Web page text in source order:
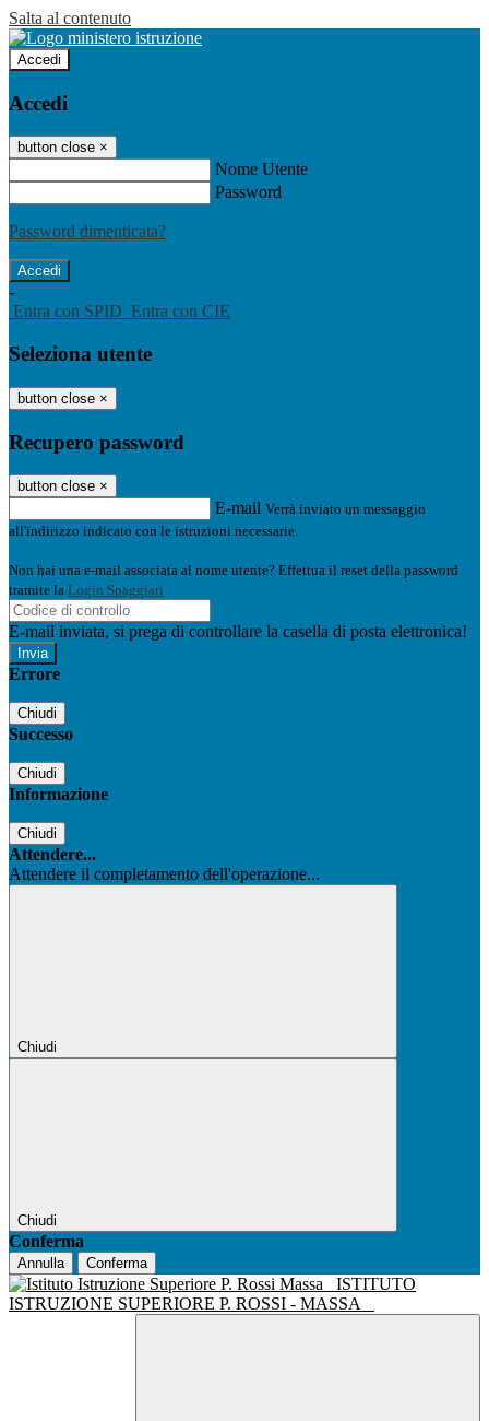
Salta al contenuto
Accedi
Accedi
button close ×
Nome Utente
Password
Password dimenticata?
-
Entra con SPID Entra con CIE
Seleziona utente
button close ×
Recupero password
button close ×
E-mail Verrà inviato un messaggio
all'indirizzo indicato con le istruzioni necessarie.
Non hai una e-mail associata al nome utente? Effettua il reset della password
tramite la Login Spaggiari
E-mail inviata, si prega di controllare la casella di posta elettronica!
Errore
Chiudi
Successo
Chiudi
Informazione
Chiudi
Attendere...
Attendere il completamento dell'operazione...
Chiudi
Chiudi
Conferma
Annulla Conferma
ISTITUTO
ISTRUZIONE SUPERIORE P. ROSSI - MASSA